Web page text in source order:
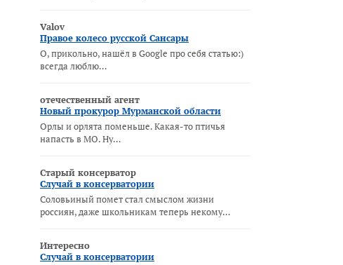
Valov
Правое колесо русской Сансары
О, прикольно, нашёл в Google про себя статью:)
всегда люблю…
отечественный агент
Новый прокурор Мурманской области
Орлы и орлята поменьше. Какая-то птичья
напасть в МО. Ну…
Старый консерватор
Случай в консерватории
Соловьиный помет стал смыслом жизни
россиян, даже школьникам теперь некому…
Интересно
Случай в консерватории